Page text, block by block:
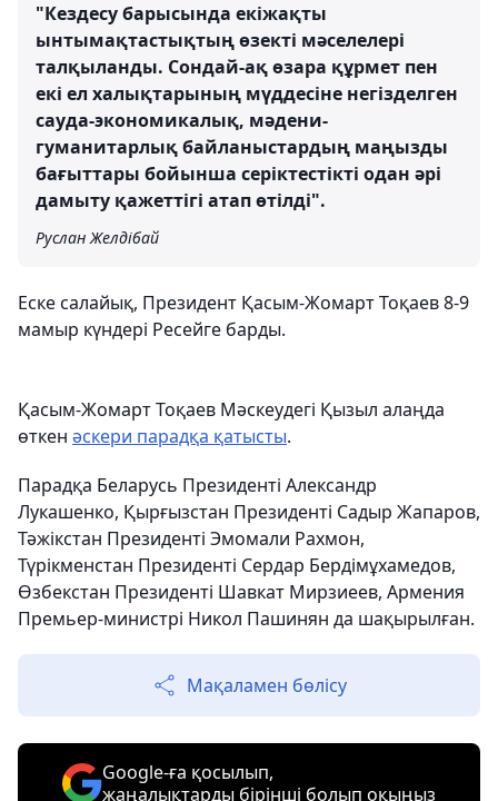
"Кездесу барысында екіжақты
ынтымақтастықтың өзекті мәселелері
талқыланды. Сондай-ақ өзара құрмет пен
екі ел халықтарының мүддесіне негізделген
сауда-экономикалық, мәдени-
гуманитарлық байланыстардың маңызды
бағыттары бойынша серіктестікті одан әрі
дамыту қажеттігі атап өтілді".
Руслан Желдібай
Еске салайық, Президент Қасым-Жомарт Тоқаев 8-9
мамыр күндері Ресейге барды.
Қасым-Жомарт Тоқаев Мәскеудегі Қызыл алаңда
өткен әскери парадқа қатысты.
Парадқа Беларусь Президенті Александр
Лукашенко, Қырғызстан Президенті Садыр Жапаров,
Тәжікстан Президенті Эмомали Рахмон,
Түрікменстан Президенті Сердар Бердімұхамедов,
Өзбекстан Президенті Шавкат Мирзиеев, Армения
Премьер-министрі Никол Пашинян да шақырылған.
Мақаламен бөлісу
Google-ға қосылып,
жаңалықтарды бірінші болып оқыңыз